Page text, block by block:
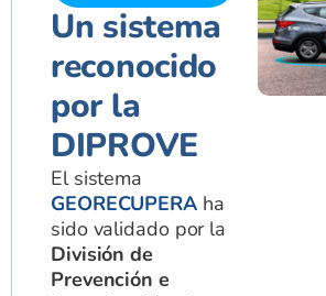
Un sistema
reconocido
por la
DIPROVE
El sistema
GEORECUPERAha
sido validado por la
División de
Prevención e